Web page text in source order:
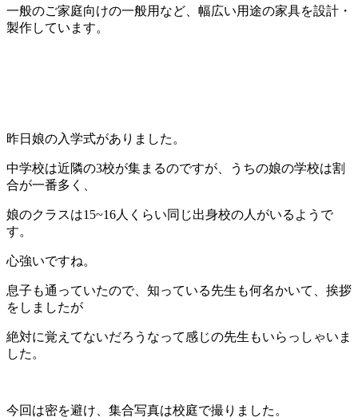
一般のご家庭向けの一般用など、幅広い用途の家具を設計・
製作しています。
昨日娘の入学式がありました。
中学校は近隣の3校が集まるのですが、うちの娘の学校は割
合が一番多く、
娘のクラスは15~16人くらい同じ出身校の人がいるようで
す。
心強いですね。
息子も通っていたので、知っている先生も何名かいて、挨拶
をしましたが
絶対に覚えてないだろうなって感じの先生もいらっしゃいま
した。
今回は密を避け、集合写真は校庭で撮りました。